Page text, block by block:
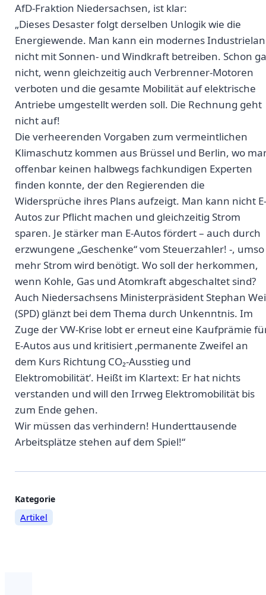
AfD-Fraktion Niedersachsen, ist klar:
„Dieses Desaster folgt derselben Unlogik wie die
Energiewende. Man kann ein modernes
nicht mit Sonnen- und Windkraft betreiben. Schon
nicht, wenn gleichzeitig auch Verbrenner-Motoren
verboten und die gesamte Mobilität auf elektrische
Antriebe umgestellt werden soll. Die Rechnung geht
nicht auf!
Die verheerenden Vorgaben zum vermeintlichen
Klimaschutz kommen aus Brüssel und Berlin, wo
offenbar keinen halbwegs fachkundigen Experten
finden konnte, der den Regierenden die
Widersprüche ihres Plans aufzeigt. Man kann nicht E-
Autos zur Pflicht machen und gleichzeitig Strom
sparen. Je stärker man E-Autos fördert – auch durch
erzwungene „Geschenke“ vom Steuerzahler! -, umso
mehr Strom wird benötigt. Wo soll der herkommen,
wenn Kohle, Gas und Atomkraft abgeschaltet sind?
Auch Niedersachsens Ministerpräsident Stephan
(SPD) glänzt bei dem Thema durch Unkenntnis. Im
Zuge der VW-Krise lobt er erneut eine Kaufprämie
E-Autos aus und kritisiert ‚permanente Zweifel an
dem Kurs Richtung CO₂-Ausstieg und
Elektromobilität‘. Heißt im Klartext: Er hat nichts
verstanden und will den Irrweg Elektromobilität bis
zum Ende gehen.
Wir müssen das verhindern! Hunderttausende
Arbeitsplätze stehen auf dem Spiel!“
Weitere
Informationen
Kategorie
Artikel